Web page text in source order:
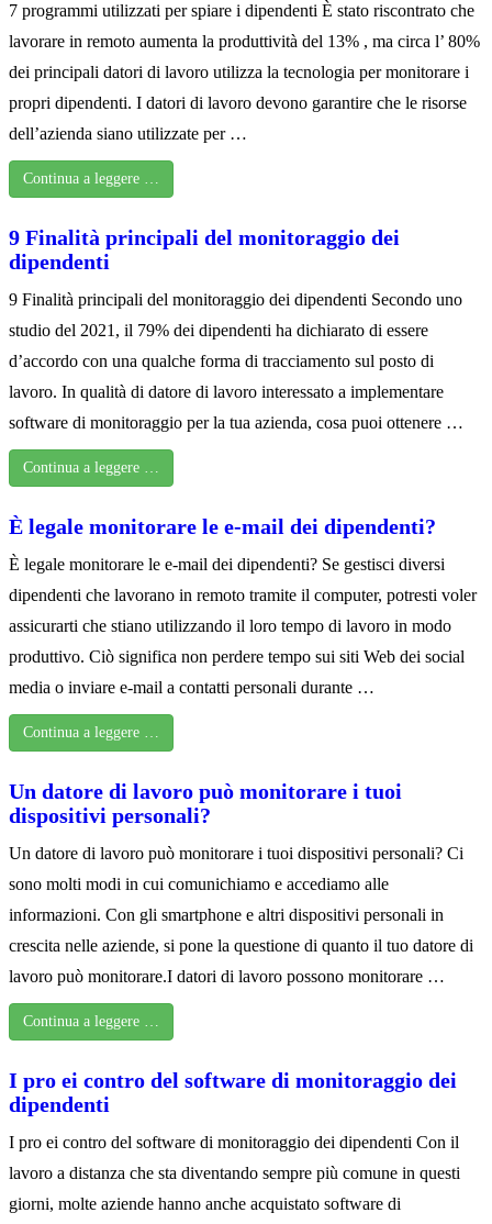
7 programmi utilizzati per spiare i dipendenti È stato riscontrato che
lavorare in remoto aumenta la produttività del 13% , ma circa l’ 80%
dei principali datori di lavoro utilizza la tecnologia per monitorare i
propri dipendenti. I datori di lavoro devono garantire che le risorse
dell’azienda siano utilizzate per …
Continua a leggere …
9 Finalità principali del monitoraggio dei
dipendenti
9 Finalità principali del monitoraggio dei dipendenti Secondo uno
studio del 2021, il 79% dei dipendenti ha dichiarato di essere
d’accordo con una qualche forma di tracciamento sul posto di
lavoro. In qualità di datore di lavoro interessato a implementare
software di monitoraggio per la tua azienda, cosa puoi ottenere …
Continua a leggere …
È legale monitorare le e-mail dei dipendenti?
È legale monitorare le e-mail dei dipendenti? Se gestisci diversi
dipendenti che lavorano in remoto tramite il computer, potresti voler
assicurarti che stiano utilizzando il loro tempo di lavoro in modo
produttivo. Ciò significa non perdere tempo sui siti Web dei social
media o inviare e-mail a contatti personali durante …
Continua a leggere …
Un datore di lavoro può monitorare i tuoi
dispositivi personali?
Un datore di lavoro può monitorare i tuoi dispositivi personali? Ci
sono molti modi in cui comunichiamo e accediamo alle
informazioni. Con gli smartphone e altri dispositivi personali in
crescita nelle aziende, si pone la questione di quanto il tuo datore di
lavoro può monitorare.I datori di lavoro possono monitorare …
Continua a leggere …
I pro ei contro del software di monitoraggio dei
dipendenti
I pro ei contro del software di monitoraggio dei dipendenti Con il
lavoro a distanza che sta diventando sempre più comune in questi
giorni, molte aziende hanno anche acquistato software di